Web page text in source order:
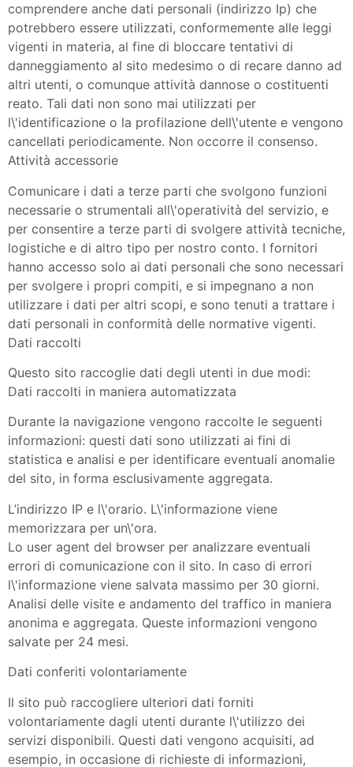
comprendere anche dati personali (indirizzo Ip) che
potrebbero essere utilizzati, conformemente alle leggi
vigenti in materia, al fine di bloccare tentativi di
danneggiamento al sito medesimo o di recare danno ad
altri utenti, o comunque attività dannose o costituenti
reato. Tali dati non sono mai utilizzati per
l\'identificazione o la profilazione dell\'utente e vengono
cancellati periodicamente. Non occorre il consenso.
Attività accessorie
Comunicare i dati a terze parti che svolgono funzioni
necessarie o strumentali all\'operatività del servizio, e
per consentire a terze parti di svolgere attività tecniche,
logistiche e di altro tipo per nostro conto. I fornitori
hanno accesso solo ai dati personali che sono necessari
per svolgere i propri compiti, e si impegnano a non
utilizzare i dati per altri scopi, e sono tenuti a trattare i
dati personali in conformità delle normative vigenti.
Dati raccolti
Questo sito raccoglie dati degli utenti in due modi:
Dati raccolti in maniera automatizzata
Durante la navigazione vengono raccolte le seguenti
informazioni: questi dati sono utilizzati ai fini di
statistica e analisi e per identificare eventuali anomalie
del sito, in forma esclusivamente aggregata.
L’indirizzo IP e l\'orario. L\'informazione viene
memorizzara per un\'ora.
Lo user agent del browser per analizzare eventuali
errori di comunicazione con il sito. In caso di errori
l\'informazione viene salvata massimo per 30 giorni.
Analisi delle visite e andamento del traffico in maniera
anonima e aggregata. Queste informazioni vengono
salvate per 24 mesi.
Dati conferiti volontariamente
Il sito può raccogliere ulteriori dati forniti
volontariamente dagli utenti durante l\'utilizzo dei
servizi disponibili. Questi dati vengono acquisiti, ad
esempio, in occasione di richieste di informazioni,